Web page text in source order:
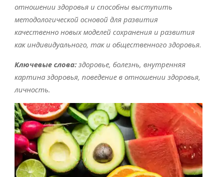
отношении здоровья и способны выступить
методологической основой для развития
качественно новых моделей сохранения и развития
как индивидуального, так и общественного здоровья.
Ключевые слова: здоровье, болезнь, внутренняя
картина здоровья, поведение в отношении здоровья,
личность.